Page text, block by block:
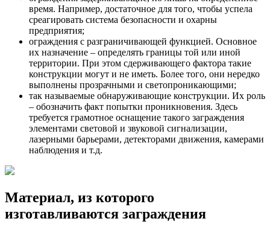
время. Например, достаточное для того, чтобы успела
среагировать система безопасности и охарны
предприятия;
ограждения с разграничивающей функцией. Основное
их назначение – определять границы той или иной
территории. При этом сдерживающего фактора такие
конструкции могут и не иметь. Более того, они нередко
выполнены прозрачными и светопроникающими;
так называемые обнаруживающие конструкции. Их роль
– обозначить факт попытки проникновения. Здесь
требуется грамотное оснащение такого заграждения
элементами световой и звуковой сигнализации,
лазерными барьерами, детекторами движения, камерами
наблюдения и т.д.
Материал, из которого
изготавливаются заграждения